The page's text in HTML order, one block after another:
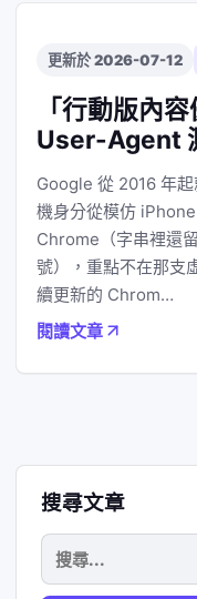
更新於 2026-07-12
「行動版內
User-Agent
Google 從 2016 年
機身分從模仿
Chrome（字串裡還
號），重點不在那支
續更新的 Chrom…
閱讀文章
搜尋文章
搜
尋